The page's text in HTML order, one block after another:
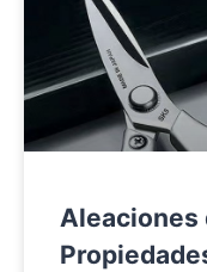
Aleaciones